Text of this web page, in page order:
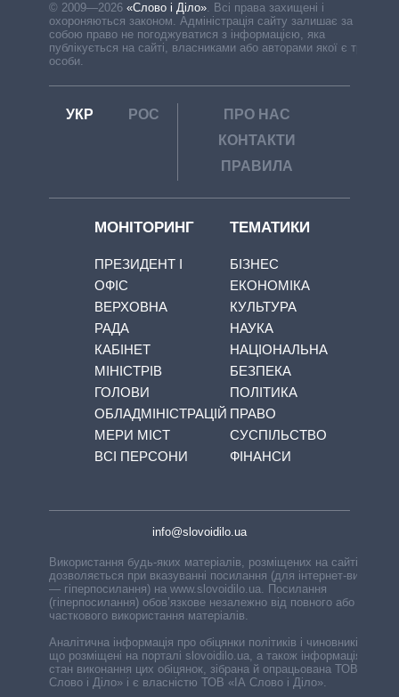
© 2009—2026 «Слово і Діло». Всі права захищені і
охороняються законом. Адміністрація сайту залишає за
собою право не погоджуватися з інформацією, яка
публікується на сайті, власниками або авторами якої є треті
особи.
УКР РОС
ПРО НАС
КОНТАКТИ
ПРАВИЛА
МОНІТОРИНГ
ПРЕЗИДЕНТ І
ОФІС
ВЕРХОВНА
РАДА
КАБІНЕТ
МІНІСТРІВ
ГОЛОВИ
ОБЛАДМІНІСТРАЦІЙ
МЕРИ МІСТ
ВСІ ПЕРСОНИ
ТЕМАТИКИ
БІЗНЕС
ЕКОНОМІКА
КУЛЬТУРА
НАУКА
НАЦІОНАЛЬНА
БЕЗПЕКА
ПОЛІТИКА
ПРАВО
СУСПІЛЬСТВО
ФІНАНСИ
info@slovoidilo.ua
Використання будь-яких матеріалів, розміщених на сайті,
дозволяється при вказуванні посилання (для інтернет-видань
— гіперпосилання) на www.slovoidilo.ua. Посилання
(гіперпосилання) обов’язкове незалежно від повного або
часткового використання матеріалів.
Аналітична інформація про обіцянки політиків і чиновників,
що розміщені на порталі slovoidilo.ua, а також інформація про
стан виконання цих обіцянок, зібрана й опрацьована ТОВ «ІА
Слово і Діло» і є власністю ТОВ «ІА Слово і Діло».